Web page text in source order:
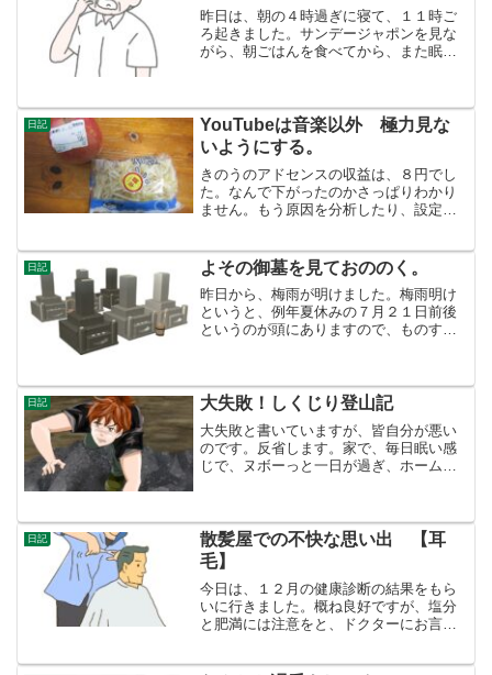
昨日は、朝の４時過ぎに寝て、１１時ご
ろ起きました。サンデージャポンを見な
がら、朝ごはんを食べてから、また眠く
ら、またうとうとして、夕方まで眠って
いました（いったいどれだ...
日記
YouTubeは音楽以外 極力見な
いようにする。
きのうのアドセンスの収益は、８円でし
た。なんで下がったのかさっぱりわかり
ません。もう原因を分析したり、設定を
パーに行ったら、見切り品コーナーに真
っ先に行きます。見切り品...
日記 よその御墓を見ておののく。
昨日から、梅雨が明けました。梅雨明け
というと、例年夏休みの７月２１日前後
というのが頭にありますので、ものすご
たのでしょうか。夏場の水不足を案じま
す。さて、久しぶりに車を飛...
日記 大失敗！しくじり登山記
大失敗と書いていますが、皆自分が悪い
のです。反省します。家で、毎日眠い感
じで、ヌボーっと一日が過ぎ、ホームぺ
（信仰対象となっている巨石...
日記
散髪屋での不快な思い出 【耳
毛】
今日は、１２月の健康診断の結果をもら
いに行きました。概ね良好ですが、塩分
と肥満には注意をと、ドクターにお言葉